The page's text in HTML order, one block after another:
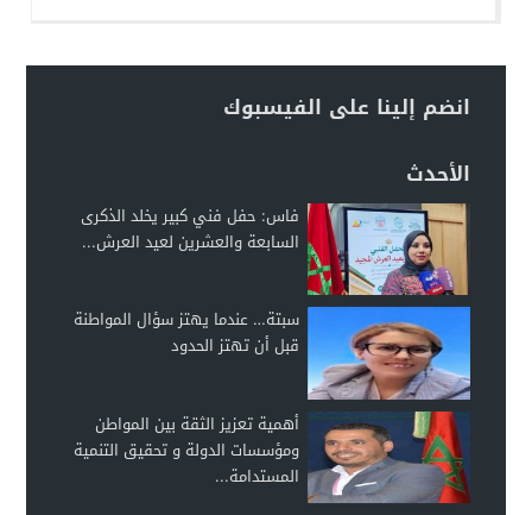
انضم إلينا على الفيسبوك
الأحدث
فاس: حفل فني كبير يخلد الذكرى
السابعة والعشرين لعيد العرش...
سبتة… عندما يهتز سؤال المواطنة
قبل أن تهتز الحدود
أهمية تعزيز الثقة بين المواطن
ومؤسسات الدولة و تحقيق التنمية
المستدامة...